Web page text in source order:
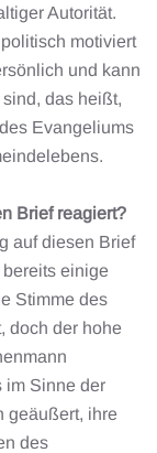
Autorität.
motiviert
und kann
das heißt,
Evangeliums
Brief reagiert?
auf diesen Brief
einige
Stimme des
doch der hohe
im Sinne der
geäußert, ihre
des